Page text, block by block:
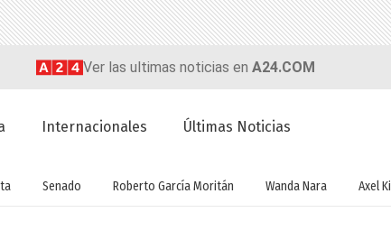
Ver las ultimas noticias en A24.COM
Internacionales Últimas Noticias
Senado Roberto García Moritán Wanda Nara Axel